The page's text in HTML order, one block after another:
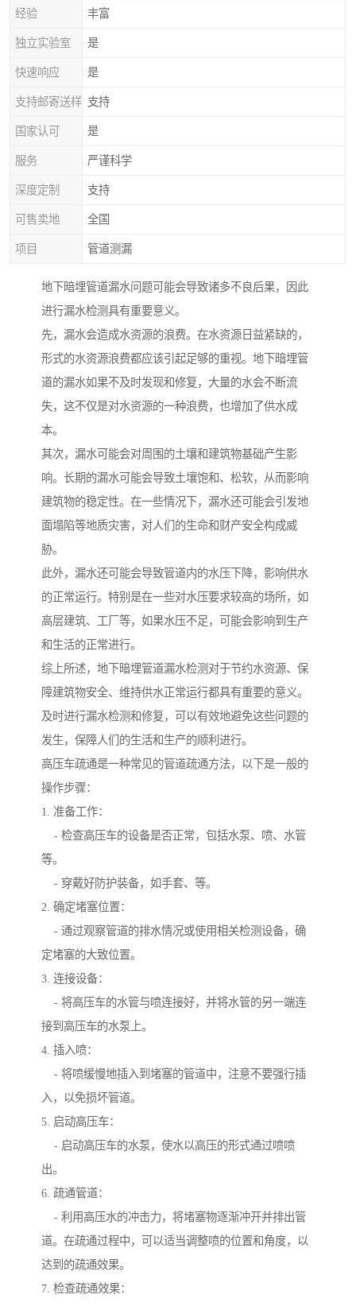
经验 丰富
独立实验室 是
快速响应 是
支持邮寄送样 支持
国家认可 是
服务 严谨科学
深度定制 支持
可售卖地 全国
项目 管道测漏
地下暗埋管道漏水问题可能会导致诸多不良后果，因此
进行漏水检测具有重要意义。
先，漏水会造成水资源的浪费。在水资源日益紧缺的，
形式的水资源浪费都应该引起足够的重视。地下暗埋管
道的漏水如果不及时发现和修复，大量的水会不断流
失，这不仅是对水资源的一种浪费，也增加了供水成
本。
其次，漏水可能会对周围的土壤和建筑物基础产生影
响。长期的漏水可能会导致土壤饱和、松软，从而影响
建筑物的稳定性。在一些情况下，漏水还可能会引发地
面塌陷等地质灾害，对人们的生命和财产安全构成威
胁。
此外，漏水还可能会导致管道内的水压下降，影响供水
的正常运行。特别是在一些对水压要求较高的场所，如
高层建筑、工厂等，如果水压不足，可能会影响到生产
和生活的正常进行。
综上所述，地下暗埋管道漏水检测对于节约水资源、保
障建筑物安全、维持供水正常运行都具有重要的意义。
及时进行漏水检测和修复，可以有效地避免这些问题的
发生，保障人们的生活和生产的顺利进行。
高压车疏通是一种常见的管道疏通方法，以下是一般的
操作步骤：
1. 准备工作：
- 检查高压车的设备是否正常，包括水泵、喷、水管
等。
- 穿戴好防护装备，如手套、等。
2. 确定堵塞位置：
- 通过观察管道的排水情况或使用相关检测设备，确
定堵塞的大致位置。
3. 连接设备：
- 将高压车的水管与喷连接好，并将水管的另一端连
接到高压车的水泵上。
4. 插入喷：
- 将喷缓慢地插入到堵塞的管道中，注意不要强行插
入，以免损坏管道。
5. 启动高压车：
- 启动高压车的水泵，使水以高压的形式通过喷喷
出。
6. 疏通管道：
- 利用高压水的冲击力，将堵塞物逐渐冲开并排出管
道。在疏通过程中，可以适当调整喷的位置和角度，以
达到的疏通效果。
7. 检查疏通效果：